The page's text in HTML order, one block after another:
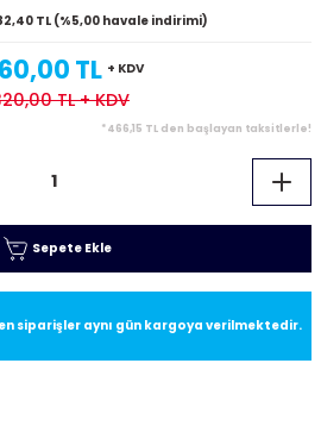
TL (%5,00 havale indirimi)
TL + KDV
TL+ KDV
*466,15 TL den başlayan taksitlerle!
Sepete Ekle
siparişler aynı gün kargoya verilmektedir.